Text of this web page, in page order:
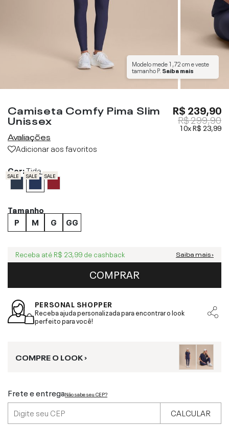
Modelo mede1,72 cme veste
tamanhoP. Saiba mais
Camiseta Comfy Pima Slim
Unissex
Avaliações
Adicionar aos favoritos
R$ 239,90
R$ 299,90
10xR$ 23,99
Cor:Tide
SALE SALE SALE
Tamanho
P
M G GG
Receba até R$ 23,99 de cashback Saiba mais ›
COMPRAR
PERSONAL SHOPPER
Receba ajuda personalizada para encontrar o look
perfeito para você!
COMPRE O LOOK ›
Frete e entregaNão sabe seu CEP?
CALCULAR